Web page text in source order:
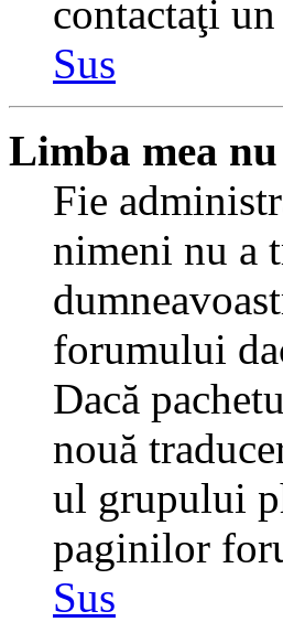
contactaţi
Sus
Limba mea
Fie
nimeni nu a
forumului
Dacă
nouă
ul grupului
paginilor
Sus